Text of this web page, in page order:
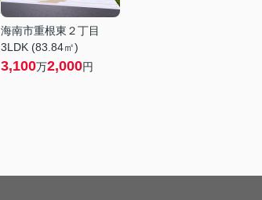
海南市重根東２丁目
3LDK (83.84㎡)
3,100万2,000円